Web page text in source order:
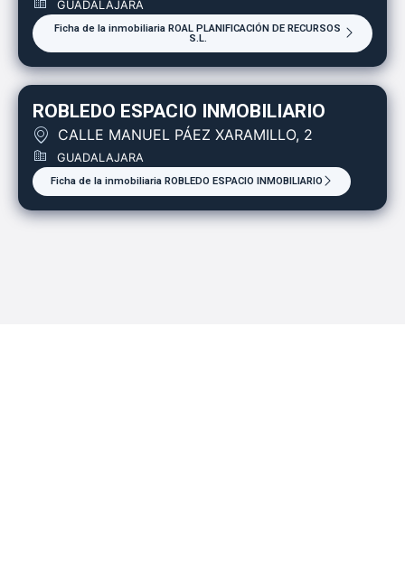
GUADALAJARA
Ficha de la inmobiliaria ROAL PLANIFICACIÓN DE RECURSOS
S.L.
ROBLEDO ESPACIO INMOBILIARIO
CALLE MANUEL PÁEZ XARAMILLO, 2
GUADALAJARA
Ficha de la inmobiliaria ROBLEDO ESPACIO INMOBILIARIO